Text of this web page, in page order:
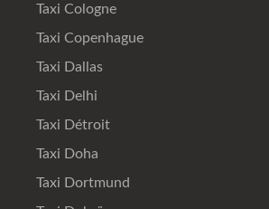
Taxi Cologne
Taxi Copenhague
Taxi Dallas
Taxi Delhi
Taxi Détroit
Taxi Doha
Taxi Dortmund